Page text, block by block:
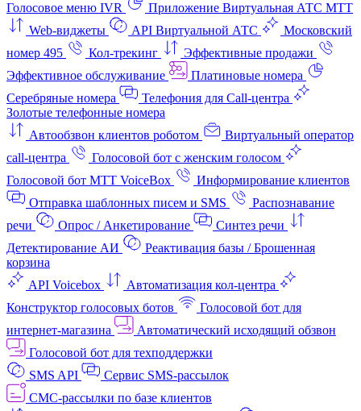
Голосовое меню IVR
Приложение Виртуальная АТС МТТ
Web-виджеты
API Виртуальной АТС
Московский
номер 495
Кол-трекинг
Эффективные продажи
Эффективное обслуживание
Платиновые номера
Серебряные номера
Телефония для Call-центра
Золотые телефонные номера
Автообзвон клиентов роботом
Виртуальный оператор
call-центра
Голосовой бот с женским голосом
Голосовой бот МТТ VoiceBox
Информирование клиентов
Отправка шаблонных писем и SMS
Распознавание
речи
Опрос / Анкетирование
Синтез речи
Детектирование АИ
Реактивация базы / Брошенная
корзина
API Voicebox
Автоматизация кол‑центра
Конструктор голосовых ботов
Голосовой бот для
интернет‑магазина
Автоматический исходящий обзвон
Голосовой бот для техподдержки
SMS API
Сервис SMS-рассылок
СМС-рассылки по базе клиентов